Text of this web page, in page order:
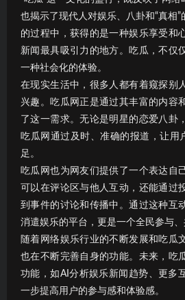
也揭示了现代人对娱乐、八卦和“真相
的过程中，获得的是一种娱乐享受和
新闻最具吸引力的地方。吃瓜，不仅
一种社会化的体验。
在现实生活中，很多人都有着窥探别
兴趣。吃瓜网正是通过其丰富的内容
了这一需求。无论是明星的恋爱八卦
吃瓜网通过及时、准确的报道，让用
足。
吃瓜网也为网友们提供了一个表达自
可以在评论区与他人互动，还能通过
到事件的讨论和传播中。通过这种互
消遣娱乐的平台，更是一个全民参与、
随着网络娱乐行业的不断发展和吃瓜
也在不断完善自身的功能。未来，吃
功能，如AI分析娱乐新闻趋势、更多
一步提高用户的参与感和体验感。